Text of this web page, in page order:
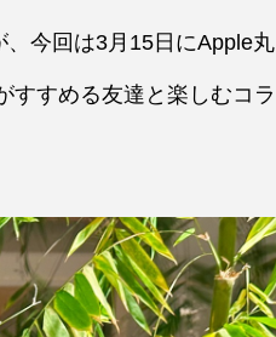
今回は3月15日にApple丸
すすめる友達と楽しむコラ